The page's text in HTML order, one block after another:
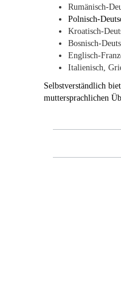
Rumänisch-
Polnisch-
Kroatisch-
Bosnisch-
Englisch-
Italienisch,
Selbstverständlich
muttersprachlichen